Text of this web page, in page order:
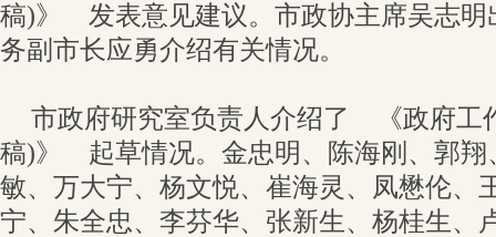
稿)》 发表意见建议。市政协主席吴志明
务副市长应勇介绍有关情况。
市政府研究室负责人介绍了 《政府
稿)》 起草情况。金忠明、陈海刚、郭翔
敏、万大宁、杨文悦、崔海灵、凤懋伦、
宁、朱全忠、李芬华、张新生、杨桂生、